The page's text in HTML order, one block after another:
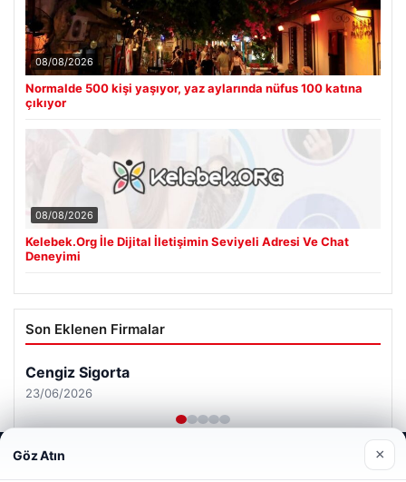
08/08/2026
Normalde 500 kişi yaşıyor, yaz aylarında nüfus 100 katına
çıkıyor
08/08/2026
Kelebek.Org İle Dijital İletişimin Seviyeli Adresi Ve Chat
Deneyimi
Son Eklenen Firmalar
Cengiz Sigorta
23/06/2026
Web sitemizi nasıl kullandığınızı daha iyi anlayabilmek,
deneyiminizi kişiselleştirmek ve geliştirmek amacıyla çerezler
Göz Atın ×